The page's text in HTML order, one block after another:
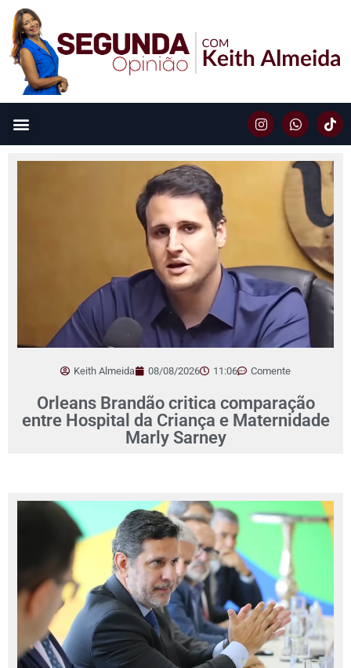
Keith Almeida 08/08/2026 11:06 Comente
Orleans Brandão critica comparação
entre Hospital da Criança e Maternidade
Marly Sarney